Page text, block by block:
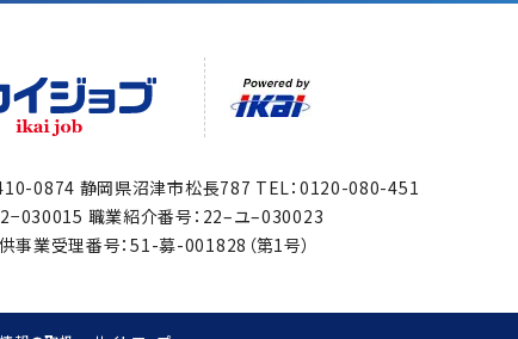
0874 静岡県沼津市松長787 TEL：0120-080-451
職業紹介番号：22–ユ–030023
事業受理番号：51-募-001828（第1号）